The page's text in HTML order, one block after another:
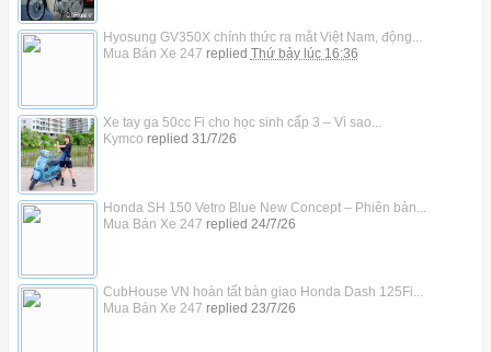
Hyosung GV350X chính thức ra mắt Việt Nam, động...
Mua Bán Xe 247 replied Thứ bảy lúc 16:36
Xe tay ga 50cc Fi cho học sinh cấp 3 – Vì sao...
Kymco replied 31/7/26
Honda SH 150 Vetro Blue New Concept – Phiên bản...
Mua Bán Xe 247 replied 24/7/26
CubHouse VN hoàn tất bàn giao Honda Dash 125Fi...
Mua Bán Xe 247 replied 23/7/26